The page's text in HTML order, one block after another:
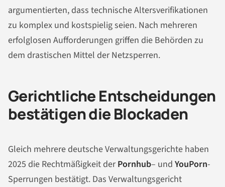
argumentierten, dass technische Altersverifikationen
zu komplex und kostspielig seien. Nach mehreren
erfolglosen Aufforderungen griffen die Behörden zu
dem drastischen Mittel der Netzsperren.
Gerichtliche Entscheidungen
bestätigen die Blockaden
Gleich mehrere deutsche Verwaltungsgerichte haben
2025 die Rechtmäßigkeit derPornhub– und YouPorn-
Sperrungen bestätigt. Das Verwaltungsgericht